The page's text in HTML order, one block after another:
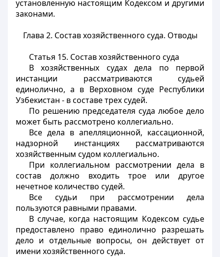
установленную настоящим Кодексом и другими
законами.
Глава 2. Состав хозяйственного суда. Отводы
Статья 15. Состав хозяйственного суда
В хозяйственных судах дела по первой
инстанции рассматриваются судьей
единолично, а в Верховном суде Республики
Узбекистан - в составе трех судей.
По решению председателя суда любое дело
может быть рассмотрено коллегиально.
Все дела в апелляционной, кассационной,
надзорной инстанциях рассматриваются
хозяйственным судом коллегиально.
При коллегиальном рассмотрении дела в
состав должно входить трое или другое
нечетное количество судей.
Все судьи при рассмотрении дела
пользуются равными правами.
В случае, когда настоящим Кодексом судье
предоставлено право единолично разрешать
дело и отдельные вопросы, он действует от
имени хозяйственного суда.